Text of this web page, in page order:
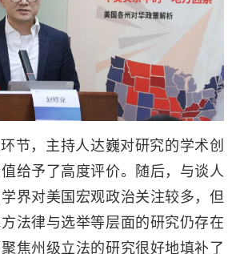
节，主持人达巍对研究的学术创
给予了高度评价。随后，与谈人
界对美国宏观政治关注较多，但
法律与选举等层面的研究仍存在
焦州级立法的研究很好地填补了